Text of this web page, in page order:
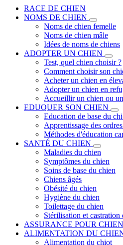
RACE DE CHIEN
NOMS DE CHIEN
Noms de chien femelle
Noms de chien mâle
Idées de noms de chiens
ADOPTER UN CHIEN
Test, quel chien choisir ?
Comment choisir son
Acheter un chien en
Adopter un chien en
Accueillir un chien ou
EDUQUER SON CHIEN
Education de base du
Apprentissage des
Méthodes d'éducation
SANTÉ DU CHIEN
Maladies du chien
Symptômes du chien
Soins de base du chien
Chiens âgés
Obésité du chien
Hygiène du chien
Toilettage du chien
Stérilisation et castration
ASSURANCE POUR CHIEN
ALIMENTATION DU
Alimentation du chiot